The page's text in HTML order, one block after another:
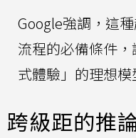
Google強調，這
流程的必備條件
式體驗」的理想模
跨級距的推